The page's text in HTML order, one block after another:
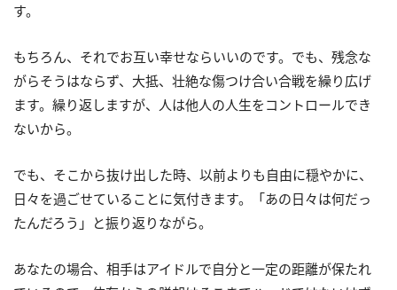
す。
もちろん、それでお互い幸せならいいのです。でも、残念な
がらそうはならず、大抵、壮絶な傷つけ合い合戦を繰り広げ
ます。繰り返しますが、人は他人の人生をコントロールでき
ないから。
でも、そこから抜け出した時、以前よりも自由に穏やかに、
日々を過ごせていることに気付きます。「あの日々は何だっ
たんだろう」と振り返りながら。
あなたの場合、相手はアイドルで自分と一定の距離が保たれ